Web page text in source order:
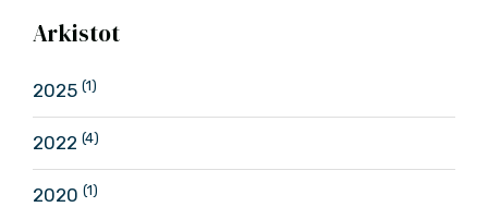
Arkistot
2025 (1)
2022 (4)
2020 (1)